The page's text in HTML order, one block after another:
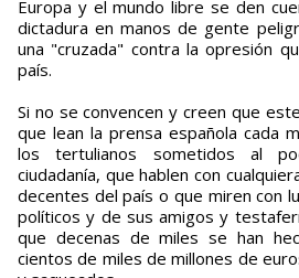
Europa y el mundo libre se den
dictadura en manos de gente
una "cruzada" contra la opresión
país.
Si no se convencen y creen que
que lean la prensa española cada
los tertulianos sometidos al
ciudadanía, que hablen con
decentes del país o que miren con
políticos y de sus amigos y
que decenas de miles se han
cientos de miles de millones de